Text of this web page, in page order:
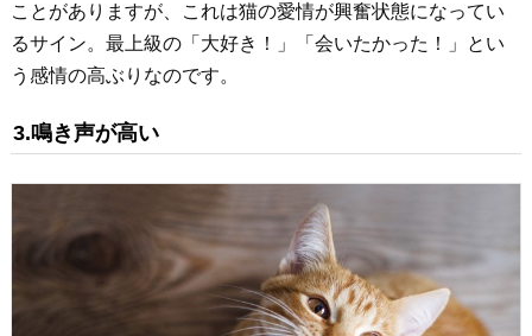
ことがありますが、これは猫の愛情が興奮状態になってい
るサイン。最上級の「大好き！」「会いたかった！」とい
う感情の高ぶりなのです。
3.鳴き声が高い